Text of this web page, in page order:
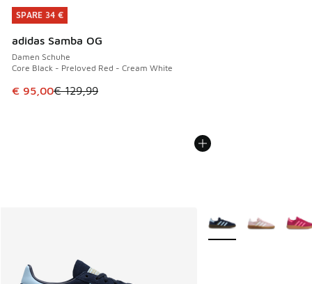
SPARE 34 €
adidas Samba OG
Damen Schuhe
Core Black - Preloved Red - Cream White
Dieser Artikel ist im Sale. Der Preis ist von € 129,99 auf €
€ 95,00€ 129,99
SPARE 34 €
Weitere Farben